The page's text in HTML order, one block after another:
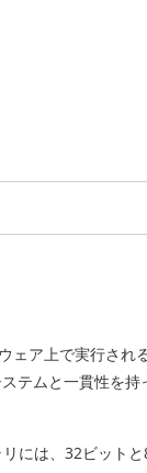
ア上で実行され
テムと一貫性を
には、32ビット